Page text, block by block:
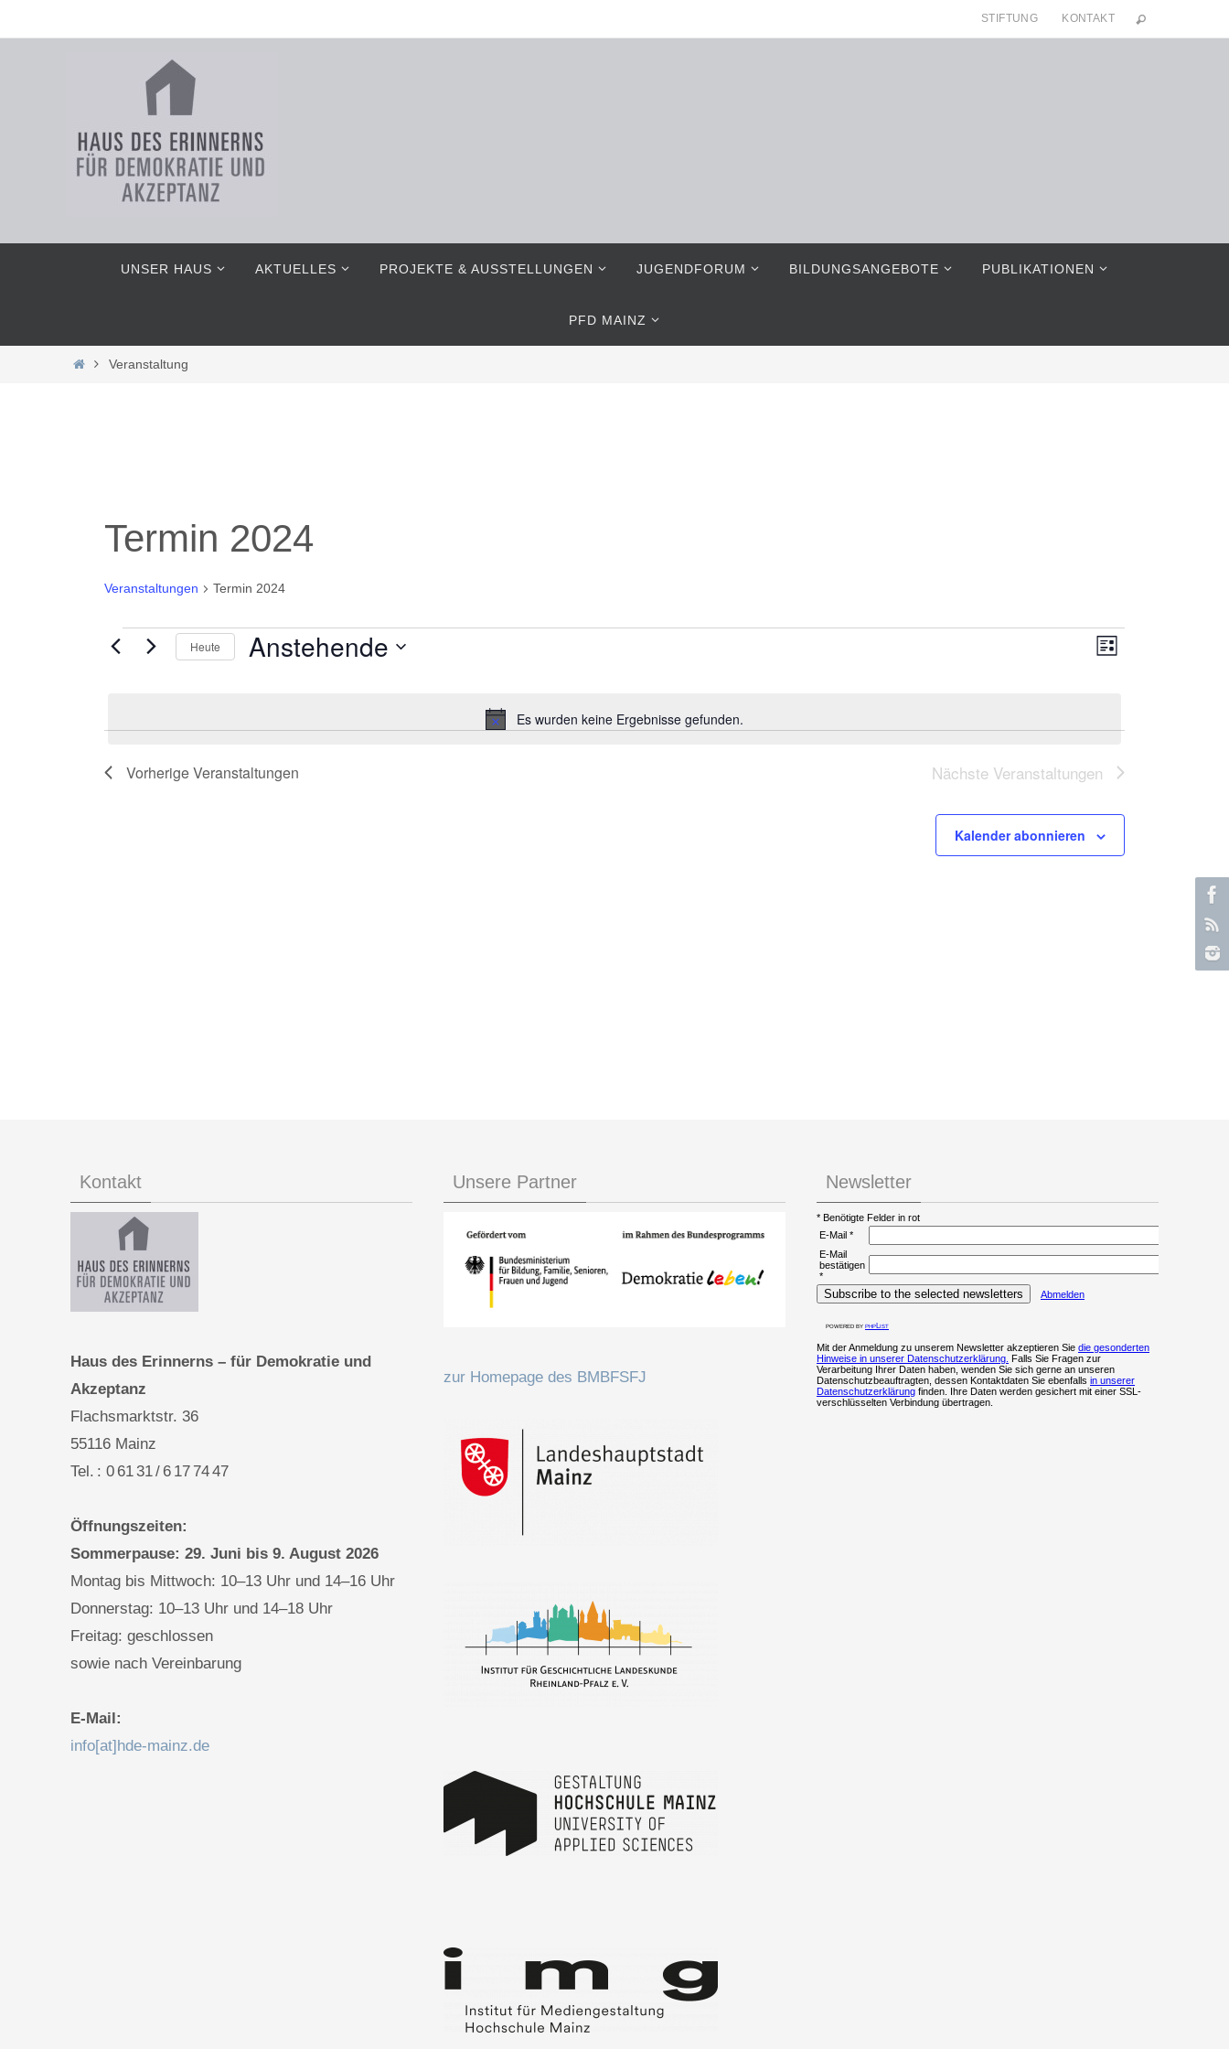
Inhalt
STIFTUNG KONTAKT
UNSER HAUS AKTUELLES PROJEKTE & AUSSTELLUNGEN JUGENDFORUM BILDUNGSANGEBOTE PUBLIKATIONEN
PFD MAINZ
HomeVeranstaltung
Termin 2024
Veranstaltungen Termin 2024
Veranstaltungen
Hinweis
Es wurden keine Ergebnisse gefunden.
Ansichten-
Veranstaltung
Liste
Heute Anstehende
VorherigeVeranstaltungen Nächste Veranstaltungen
Kalender abonnieren
Kontakt
Haus des Erinnerns – für Demokratie und
Akzeptanz
Flachsmarktstr. 36
55116 Mainz
Tel. : 0 61 31 / 6 17 74 47
Öffnungszeiten:
Sommerpause: 29. Juni bis 9. August 2026
Montag bis Mittwoch: 10–13 Uhr und 14–16 Uhr
Donnerstag: 10–13 Uhr und 14–18 Uhr
Freitag: geschlossen
sowie nach Vereinbarung
E-Mail:
info[at]hde-mainz.de
Unsere Partner
zur Homepage des BMBFSFJ
Newsletter